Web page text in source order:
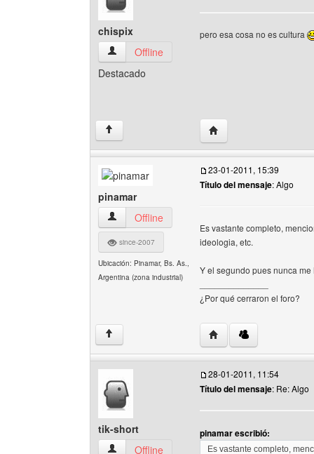
chispix
chispix Ver perfil del usuario
Offline
Destacado
pero esa cosa no es cultura
↑ Visitar sitio web del
pinamar
pinamar Ver perfil del usuario
Offline
since-2007
Ubicación: Pinamar, Bs. As.,
Argentina (zona industrial)
23-01-2011, 15:39
Título del mensaje: Algo
Es vastante completo,
ideologia, etc.
Y el segundo pues nunca
¿Por qué cerraron el foro?
↑ Visitar sitio web del
tik-short
tik-short Ver perfil del usuario
Offline
28-01-2011, 11:54
Título del mensaje: Re: Algo
pinamar escribió:
Es vastante completo,